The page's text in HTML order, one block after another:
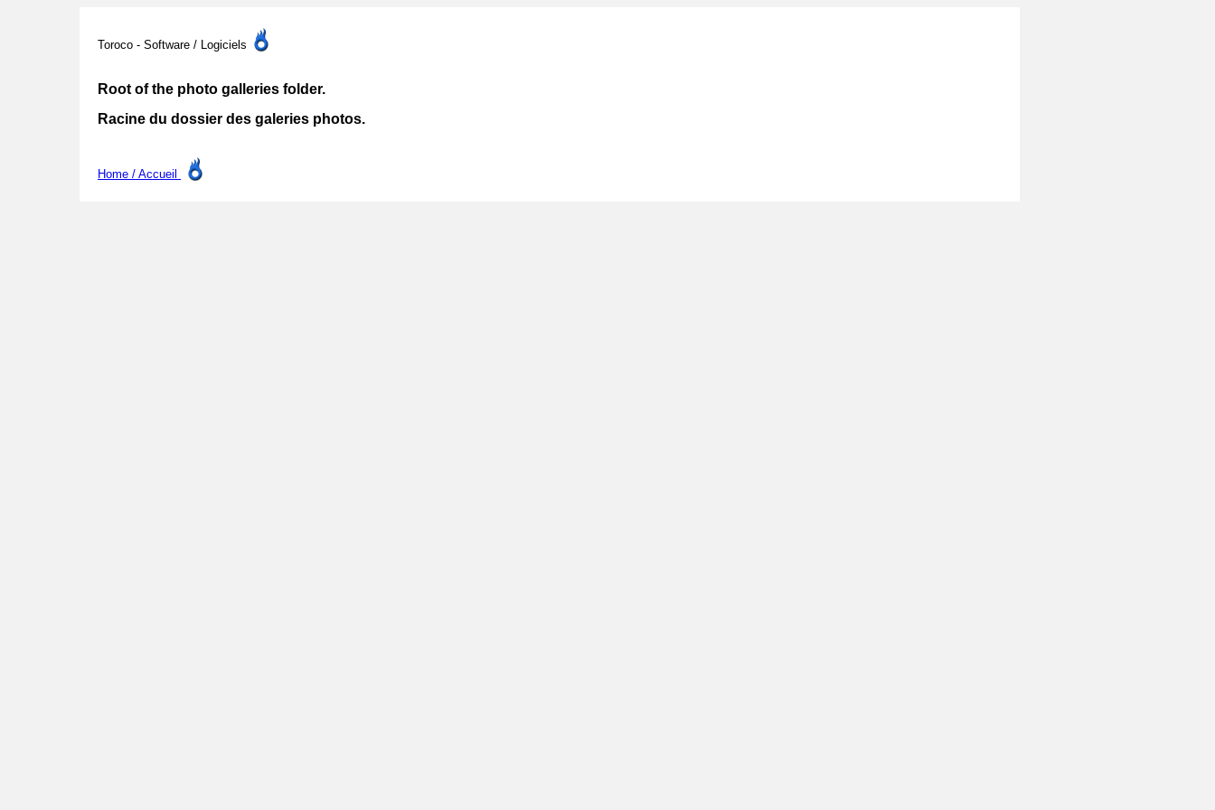
Toroco - Software / Logiciels
Root of the photo galleries folder.
Racine du dossier des galeries photos.
Home / Accueil